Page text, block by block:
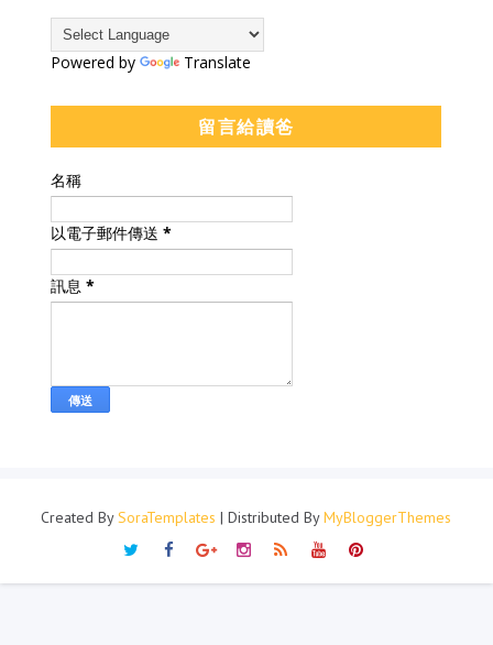
Powered by Translate
留言給讀爸
名稱
以電子郵件傳送*
訊息*
Created BySoraTemplates | Distributed ByMyBloggerThemes